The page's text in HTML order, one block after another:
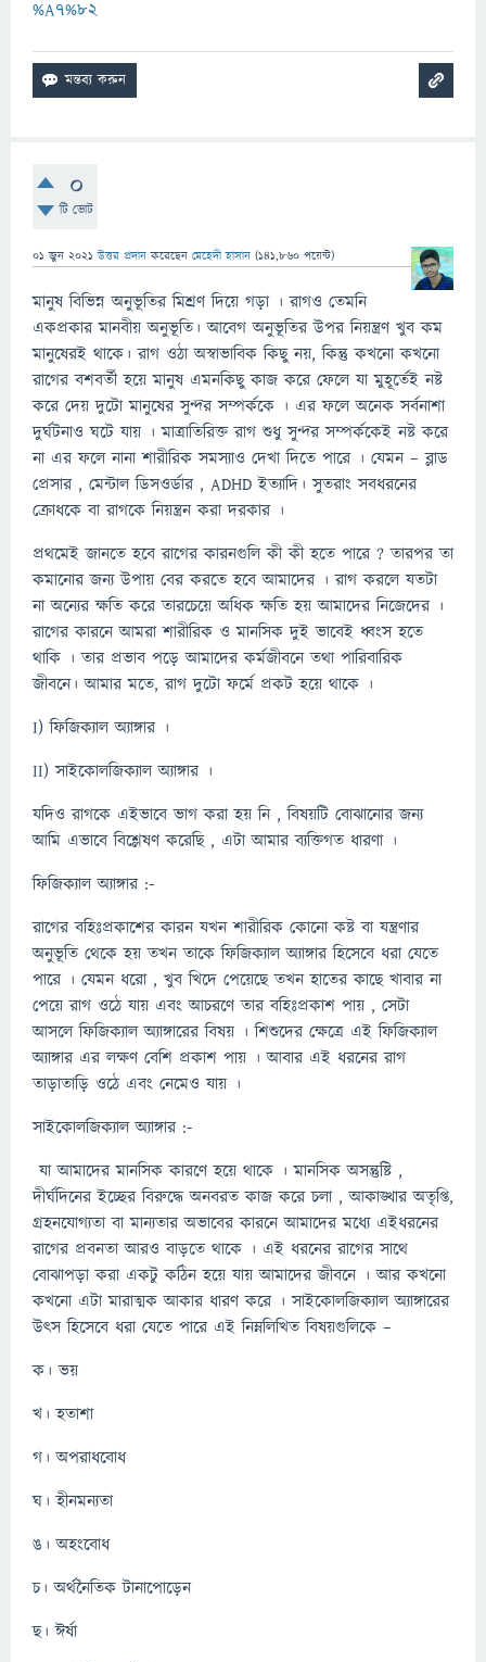
%A7%82
0
টি ভোট
01 জুন 2021 উত্তর প্রদান করেছেন মেহেদী হাসান (141,860 পয়েন্ট)
মানুষ বিভিন্ন অনুভূতির মিশ্রণ দিয়ে গড়া । রাগও তেমনি
একপ্রকার মানবীয় অনুভূতি। আবেগ অনুভূতির উপর নিয়ন্ত্রণ খুব কম
মানুষেরই থাকে। রাগ ওঠা অস্বাভাবিক কিছু নয়, কিন্তু কখনো কখনো
রাগের বশবর্তী হয়ে মানুষ এমনকিছু কাজ করে ফেলে যা মুহূর্তেই নষ্ট
করে দেয় দুটো মানুষের সুন্দর সম্পর্ককে । এর ফলে অনেক সর্বনাশা
দুর্ঘটনাও ঘটে যায় । মাত্রাতিরিক্ত রাগ শুধু সুন্দর সম্পর্ককেই নষ্ট করে
না এর ফলে নানা শারীরিক সমস্যাও দেখা দিতে পারে । যেমন – ব্লাড
প্রেসার , মেন্টাল ডিসওর্ডার , ADHD ইত্যাদি। সুতরাং সবধরনের
ক্রোধকে বা রাগকে নিয়ন্ত্রন করা দরকার ।
প্রথমেই জানতে হবে রাগের কারনগুলি কী কী হতে পারে ? তারপর তা
কমানোর জন্য উপায় বের করতে হবে আমাদের । রাগ করলে যতটা
না অন্যের ক্ষতি করে তারচেয়ে অধিক ক্ষতি হয় আমাদের নিজেদের ।
রাগের কারনে আমরা শারীরিক ও মানসিক দুই ভাবেই ধ্বংস হতে
থাকি । তার প্রভাব পড়ে আমাদের কর্মজীবনে তথা পারিবারিক
জীবনে। আমার মতে, রাগ দুটো ফর্মে প্রকট হয়ে থাকে ।
I) ফিজিক্যাল অ্যাঙ্গার ।
II) সাইকোলজিক্যাল অ্যাঙ্গার ।
যদিও রাগকে এইভাবে ভাগ করা হয় নি , বিষয়টি বোঝানোর জন্য
আমি এভাবে বিশ্লেষণ করেছি , এটা আমার ব্যক্তিগত ধারণা ।
ফিজিক্যাল অ্যাঙ্গার :-
রাগের বহিঃপ্রকাশের কারন যখন শারীরিক কোনো কষ্ট বা যন্ত্রণার
অনুভূতি থেকে হয় তখন তাকে ফিজিক্যাল অ্যাঙ্গার হিসেবে ধরা যেতে
পারে । যেমন ধরো , খুব খিদে পেয়েছে তখন হাতের কাছে খাবার না
পেয়ে রাগ ওঠে যায় এবং আচরণে তার বহিঃপ্রকাশ পায় , সেটা
আসলে ফিজিক্যাল অ্যাঙ্গারের বিষয় । শিশুদের ক্ষেত্রে এই ফিজিক্যাল
অ্যাঙ্গার এর লক্ষণ বেশি প্রকাশ পায় । আবার এই ধরনের রাগ
তাড়াতাড়ি ওঠে এবং নেমেও যায় ।
সাইকোলজিক্যাল অ্যাঙ্গার :-
যা আমাদের মানসিক কারণে হয়ে থাকে । মানসিক অসন্তুষ্টি ,
দীর্ঘদিনের ইচ্ছের বিরুদ্ধে অনবরত কাজ করে চলা , আকাঙ্খার অতৃপ্তি,
গ্রহনযোগ্যতা বা মান্যতার অভাবের কারনে আমাদের মধ্যে এইধরনের
রাগের প্রবনতা আরও বাড়তে থাকে । এই ধরনের রাগের সাথে
বোঝাপড়া করা একটু কঠিন হয়ে যায় আমাদের জীবনে । আর কখনো
কখনো এটা মারাত্মক আকার ধারণ করে । সাইকোলজিক্যাল অ্যাঙ্গারের
উৎস হিসেবে ধরা যেতে পারে এই নিম্নলিখিত বিষয়গুলিকে –
ক। ভয়
খ। হতাশা
গ। অপরাধবোধ
ঘ। হীনমন্যতা
ঙ। অহংবোধ
চ। অর্থনৈতিক টানাপোড়েন
ছ। ঈর্ষা